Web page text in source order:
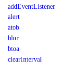
addEventListener
alert
atob
blur
btoa
clearInterval